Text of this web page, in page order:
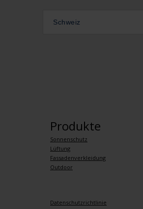
Schweiz
Produkte
Sonnenschutz
Lüftung
Fassadenverkleidung
Outdoor
Datenschutzrichtlinie